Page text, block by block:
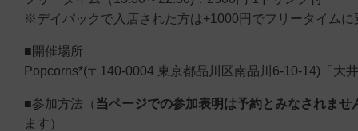
※デイパックで入店された方は+1000円でフリータイムに
■開催場所
Popcorns*(〒140-0004 東京都品川区南品川6-10-14)「大
■参加方法（ 当ページでの参加表明は予約とみなされませ
ます）